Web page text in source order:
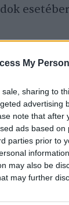
My
sharing to
advertising
note that
ads based
parties prior to
may also be
may further